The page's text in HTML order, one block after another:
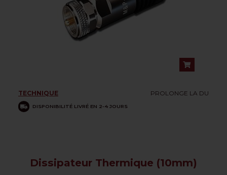
TECHNIQUE PROLONGE LA DU
DISPONIBILITÉ LIVRÉ EN 2-4 JOURS
Dissipateur Thermique (10mm)